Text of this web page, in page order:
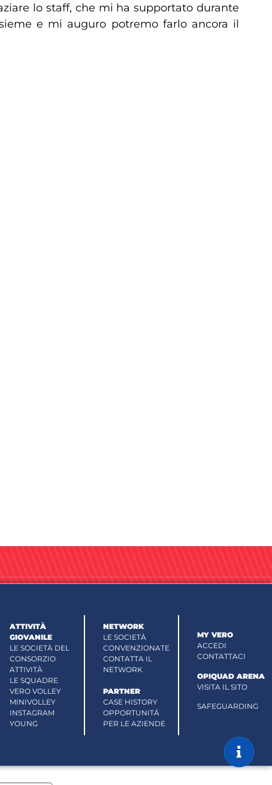
lo staff, che mi ha supportato durante
e mi auguro potremo farlo ancora il
ATTIVITÀ
GIOVANILE
LE SOCIETÀ DEL
CONSORZIO
ATTIVITÀ
LE SQUADRE
VERO VOLLEY
MINIVOLLEY
INSTAGRAM
YOUNG
NETWORK
LE SOCIETÀ
CONVENZIONATE
CONTATTA IL
NETWORK
PARTNER
CASE HISTORY
OPPORTUNITÁ
PER LE AZIENDE
MY VERO
ACCEDI
CONTATTACI
OPIQUAD ARENA
VISITA IL SITO
SAFEGUARDING